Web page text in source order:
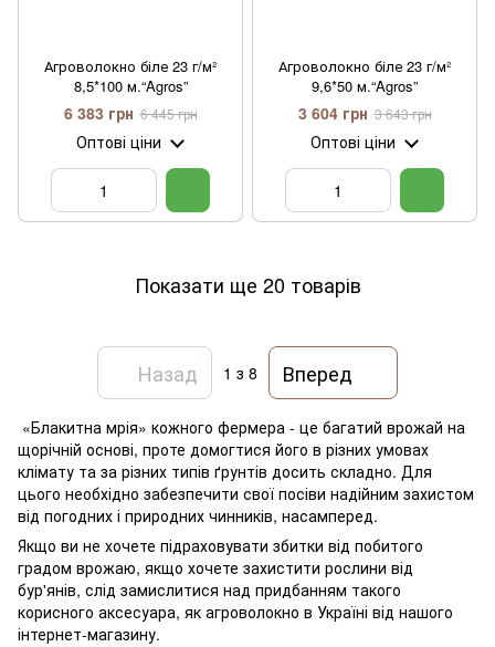
Агроволокно біле 23 г/м²
8,5*100 м.“Agros”
6 383 грн 6 445 грн
Оптові ціни
Агроволокно біле 23 г/м²
9,6*50 м.“Agros”
3 604 грн 3 643 грн
Оптові ціни
Показати ще 20 товарів
Назад 1 з 8 Вперед
«Блакитна мрія» кожного фермера - це багатий врожай на
щорічній основі, проте домогтися його в різних умовах
клімату та за різних типів ґрунтів досить складно. Для
цього необхідно забезпечити свої посіви надійним захистом
від погодних і природних чинників, насамперед.
Якщо ви не хочете підраховувати збитки від побитого
градом врожаю, якщо хочете захистити рослини від
бур'янів, слід замислитися над придбанням такого
корисного аксесуара, як агроволокно в Україні від нашого
інтернет-магазину.